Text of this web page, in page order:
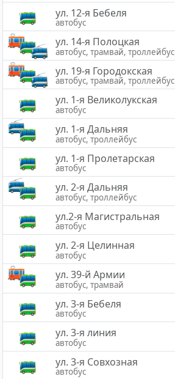
ул. 12-я Бебеля
автобус
ул. 14-я Полоцкая
автобус, трамвай, троллейбус
ул. 19-я Городокская
автобус, трамвай, троллейбус
ул. 1-я Великолукская
автобус
ул. 1-я Дальняя
автобус, троллейбус
ул. 1-я Пролетарская
автобус
ул. 2-я Дальняя
автобус, троллейбус
ул.2-я Магистральная
автобус
ул. 2-я Целинная
автобус
ул. 39-й Армии
автобус, трамвай
ул. 3-я Бебеля
автобус
ул. 3-я линия
автобус
ул. 3-я Совхозная
автобус